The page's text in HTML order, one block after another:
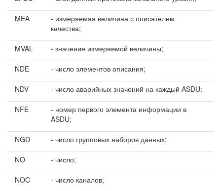
MEA
- измеряемая величина с описателем
качества;
MVAL - значение измеряемой величины;
NDE - число элементов описания;
NDV - число аварийных значений на каждый ASDU;
NFE
- номер первого элемента информации в
ASDU;
NGD - число групповых наборов данных;
NO - число;
NOC - число каналов;